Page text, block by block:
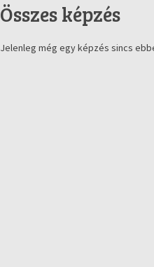
Összes képzés
Jelenleg még egy képzés sincs